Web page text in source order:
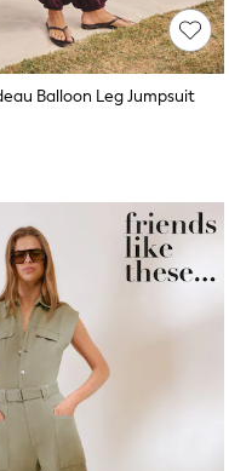
Balloon Leg Jumpsuit